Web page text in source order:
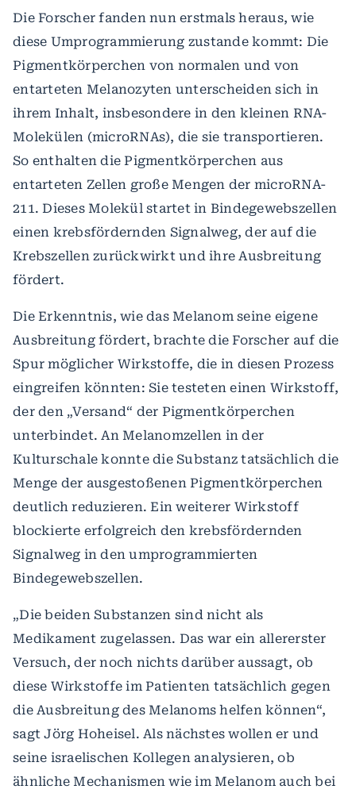
Die Forscher fanden nun erstmals heraus, wie
diese Umprogrammierung zustande kommt: Die
Pigmentkörperchen von normalen und von
entarteten Melanozyten unterscheiden sich in
ihrem Inhalt, insbesondere in den kleinen RNA-
Molekülen (microRNAs), die sie transportieren.
So enthalten die Pigmentkörperchen aus
entarteten Zellen große Mengen der microRNA-
211. Dieses Molekül startet in Bindegewebszellen
einen krebsfördernden Signalweg, der auf die
Krebszellen zurückwirkt und ihre Ausbreitung
fördert.
Die Erkenntnis, wie das Melanom seine eigene
Ausbreitung fördert, brachte die Forscher auf die
Spur möglicher Wirkstoffe, die in diesen Prozess
eingreifen könnten: Sie testeten einen Wirkstoff,
der den „Versand“ der Pigmentkörperchen
unterbindet. An Melanomzellen in der
Kulturschale konnte die Substanz tatsächlich die
Menge der ausgestoßenen Pigmentkörperchen
deutlich reduzieren. Ein weiterer Wirkstoff
blockierte erfolgreich den krebsfördernden
Signalweg in den umprogrammierten
Bindegewebszellen.
„Die beiden Substanzen sind nicht als
Medikament zugelassen. Das war ein allererster
Versuch, der noch nichts darüber aussagt, ob
diese Wirkstoffe im Patienten tatsächlich gegen
die Ausbreitung des Melanoms helfen können“,
sagt Jörg Hoheisel. Als nächstes wollen er und
seine israelischen Kollegen analysieren, ob
ähnliche Mechanismen wie im Melanom auch bei